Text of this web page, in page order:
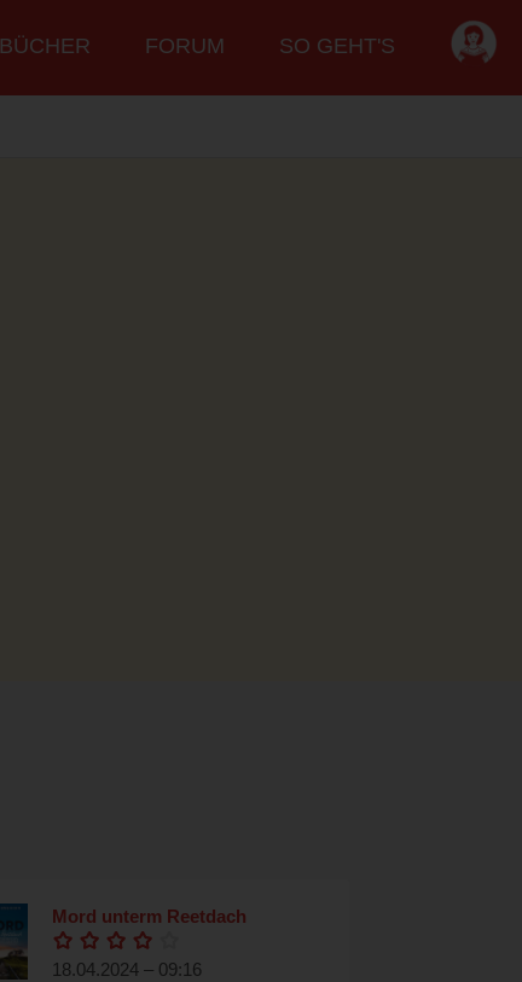
BÜCHER FORUM SO GEHT'S
Mord unterm Reetdach
18.04.2024 – 09:16